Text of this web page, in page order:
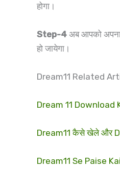
होगा।
Step-4 अब आपको
हो जायेगा।
Dream11 Related
Dream 11 Download
Dream11 कैसे खेले और
Dream11 Se Paise